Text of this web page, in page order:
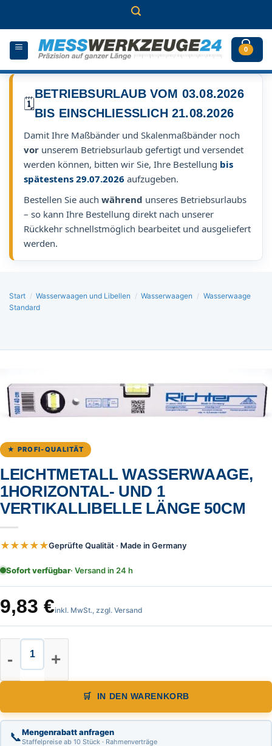
0
🗓️
BETRIEBSURLAUB VOM 03.08.2026
BIS EINSCHLIESSLICH 21.08.2026
Damit Ihre Maßbänder und Skalenmaßbänder noch
vor unserem Betriebsurlaub gefertigt und versendet
werden können, bitten wir Sie, Ihre Bestellung bis
spätestens 29.07.2026 aufzugeben.
Bestellen Sie auch während unseres Betriebsurlaubs
– so kann Ihre Bestellung direkt nach unserer
Rückkehr schnellstmöglich bearbeitet und ausgeliefert
werden.
Start / Wasserwaagen und Libellen / Wasserwaagen / Wasserwaage
Standard
★ PROFI-QUALITÄT
LEICHTMETALL WASSERWAAGE,
1HORIZONTAL- UND 1
VERTIKALLIBELLE LÄNGE 50CM
★★★★★Geprüfte Qualität · Made in Germany
Sofort verfügbar· Versand in 24 h
9,83 €inkl. MwSt., zzgl. Versand
Leichtmetall Wasserwaage,
IN DEN WARENKORB
📞Mengenrabatt anfragen
Staffelpreise ab 10 Stück · Rahmenverträge